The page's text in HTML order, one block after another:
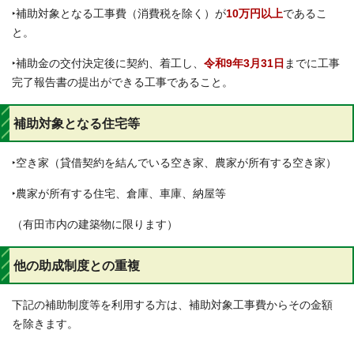
‣補助対象となる工事費（消費税を除く）が10万円以上であるこ
と。
‣補助金の交付決定後に契約、着工し、 令和9年3月31日 までに工事
完了報告書の提出ができる工事であること。
補助対象となる住宅等
‣空き家（貸借契約を結んでいる空き家、農家が所有する空き家）
‣農家が所有する住宅、倉庫、車庫、納屋等
（有田市内の建築物に限ります）
他の助成制度との重複
下記の補助制度等を利用する方は、補助対象工事費からその金額
を除きます。